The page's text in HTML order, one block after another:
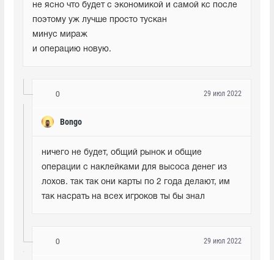
не ясно что будет с экономикой и самой кс после
поэтому уж лучше просто тускан
минус мираж
и операцию новую.
0
Bongo
29 июл 2022
ничего не будет, общий рынок и общие
операции с наклейками для высоса денег из
лохов. так так они карты по 2 года делают, им
так насрать на всех игроков ты бы знал
0 29 июл 2022